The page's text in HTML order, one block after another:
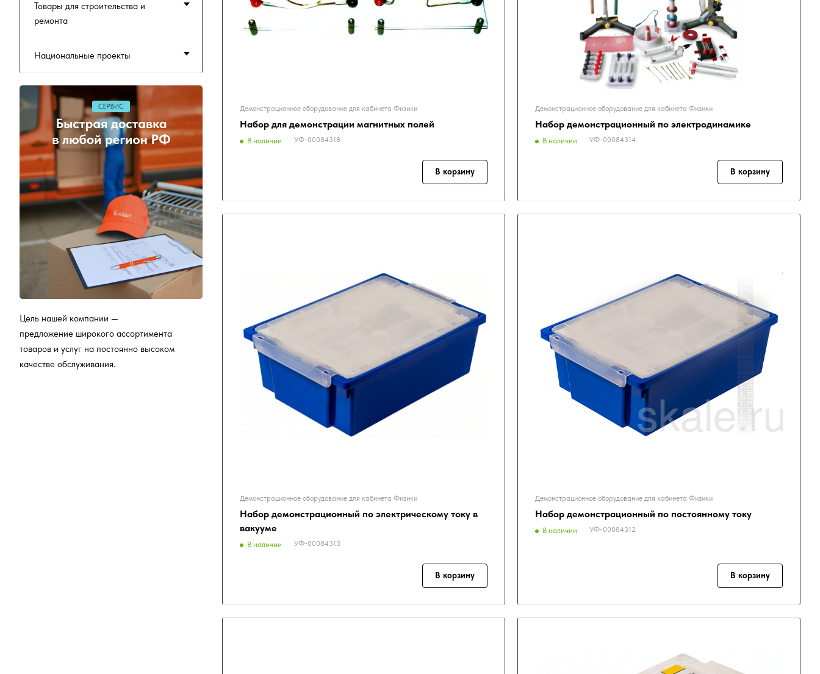
Демонстрационное оборудование для кабинета Физики
Набор для демонстрации магнитных полей
В наличии УФ-00084318
В корзину
Демонстрационное оборудование для кабинета Физики
Набор демонстрационный по электродинамике
В наличии УФ-00084314
В корзину
Демонстрационное оборудование для кабинета Физики
Набор демонстрационный по электрическому току в
вакууме
В наличии УФ-00084313
В корзину
Демонстрационное оборудование для кабинета Физики
Набор демонстрационный по постоянному току
В наличии УФ-00084312
В корзину
Товары для строительства и
ремонта
Национальные проекты
Цель нашей компании —
предложение широкого ассортимента
товаров и услуг на постоянно высоком
качестве обслуживания.